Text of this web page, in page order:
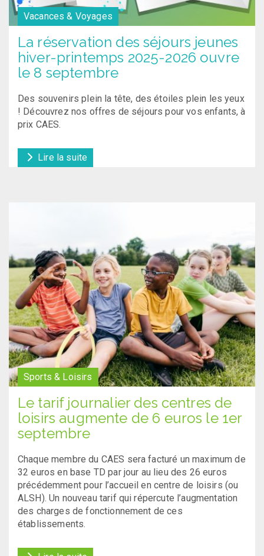
Vacances & Voyages
La réservation des séjours jeunes
hiver-printemps 2025-2026 ouvre
le 8 septembre
Des souvenirs plein la tête, des étoiles plein les yeux
! Découvrez nos offres de séjours pour vos enfants, à
prix CAES.
Lire la suite
Sports & Loisirs
Le tarif journalier des centres de
loisirs augmente de 6 euros le 1er
septembre
Chaque membre du CAES sera facturé un maximum de
32 euros en base TD par jour au lieu des 26 euros
précédemment pour l’accueil en centre de loisirs (ou
ALSH). Un nouveau tarif qui répercute l’augmentation
des charges de fonctionnement de ces
établissements.